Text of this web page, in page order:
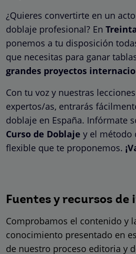
¿Quieres convertirte en un
doblaje profesional? En
ponemos a tu disposición
que necesitas para ganar
grandes proyectos
Con tu voz y nuestras
expertos/as, entrarás
doblaje en España. Infórmate
Curso de Doblaje y el método
flexible que te proponemos.
Fuentes y recursos
Comprobamos el contenido y
conocimiento presentado en
de nuestro proceso editoria y